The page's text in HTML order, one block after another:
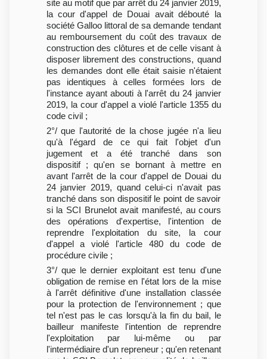
site au motif que par arrêt du 24 janvier 2019,
la cour d'appel de Douai avait débouté la
société Galloo littoral de sa demande tendant
au remboursement du coût des travaux de
construction des clôtures et de celle visant à
disposer librement des constructions, quand
les demandes dont elle était saisie n'étaient
pas identiques à celles formées lors de
l'instance ayant abouti à l'arrêt du 24 janvier
2019, la cour d'appel a violé l'article 1355 du
code civil ;
2°/ que l'autorité de la chose jugée n'a lieu
qu'à l'égard de ce qui fait l'objet d'un
jugement et a été tranché dans son
dispositif ; qu'en se bornant à mettre en
avant l'arrêt de la cour d'appel de Douai du
24 janvier 2019, quand celui-ci n'avait pas
tranché dans son dispositif le point de savoir
si la SCI Brunelot avait manifesté, au cours
des opérations d'expertise, l'intention de
reprendre l'exploitation du site, la cour
d'appel a violé l'article 480 du code de
procédure civile ;
3°/ que le dernier exploitant est tenu d'une
obligation de remise en l'état lors de la mise
à l'arrêt définitive d'une installation classée
pour la protection de l'environnement ; que
tel n'est pas le cas lorsqu'à la fin du bail, le
bailleur manifeste l'intention de reprendre
l'exploitation par lui-même ou par
l'intermédiaire d'un repreneur ; qu'en retenant